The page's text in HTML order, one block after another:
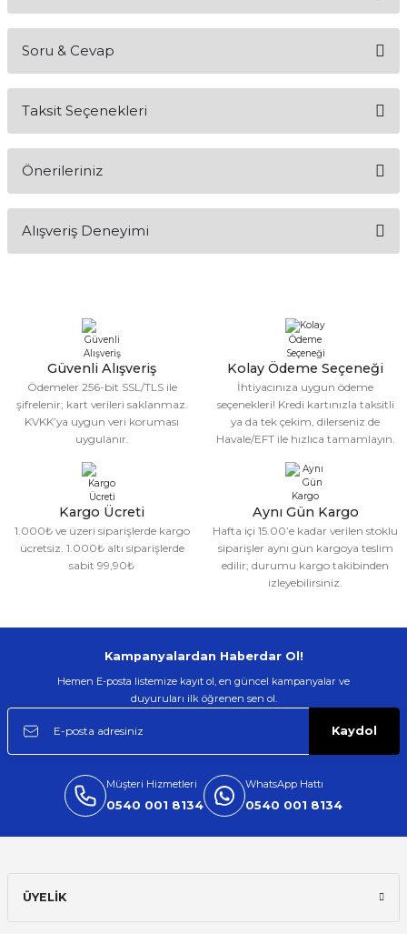
Soru & Cevap
Taksit Seçenekleri
Önerileriniz
konularda yetersiz gördüğünüz noktaları öneri formunu
kullanarak tarafımıza iletebilirsiniz.
Ürün resmi kalitesiz, bozuk veya görüntülenemiyor.
Ürün açıklamasında eksik bilgiler bulunuyor.
Ürün bilgilerinde hatalar bulunuyor.
Ürün fiyatı diğer sitelerden daha pahalı.
Bu ürüne benzer farklı alternatifler olmalı.
Gönder
Alışveriş Deneyimi
Deneyimini Paylaş
Güvenli Alışveriş
Ödemeler 256-bit SSL/TLS ile
şifrelenir; kart verileri saklanmaz.
KVKK’ya uygun veri koruması
uygulanır.
Kolay Ödeme Seçeneği
İhtiyacınıza uygun ödeme
seçenekleri! Kredi kartınızla taksitli
ya da tek çekim, dilerseniz de
Havale/EFT ile hızlıca tamamlayın.
Kargo Ücreti
1.000₺ ve üzeri siparişlerde kargo
ücretsiz. 1.000₺ altı siparişlerde
sabit 99,90₺
Aynı Gün Kargo
Hafta içi 15.00’e kadar verilen stoklu
siparişler aynı gün kargoya teslim
edilir; durumu kargo takibinden
izleyebilirsiniz.
Kampanyalardan Haberdar Ol!
Hemen E-posta listemize kayıt ol, en güncel kampanyalar ve
duyuruları ilk öğrenen sen ol.
Kaydol
Müşteri Hizmetleri
0540 001 8134
WhatsApp Hattı
0540 001 8134
ÜYELİK